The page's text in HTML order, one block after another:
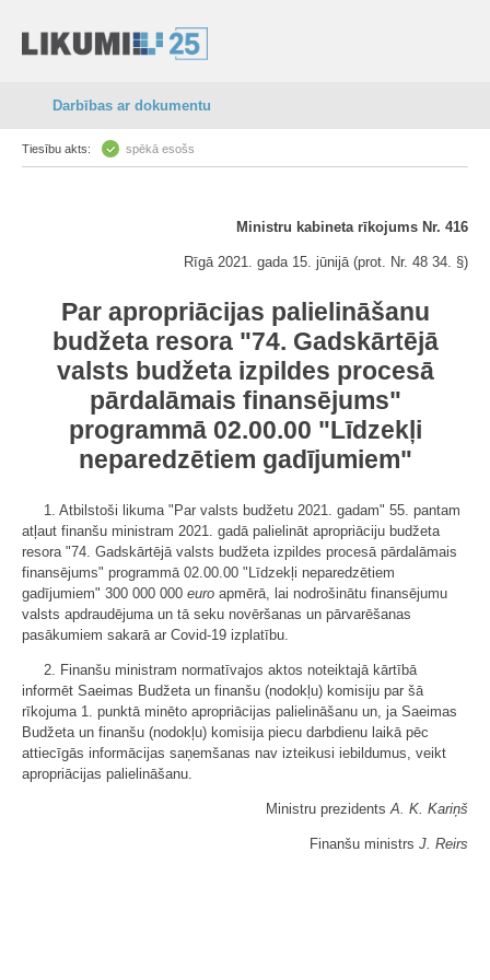
Darbības ar dokumentu
Tiesību akts: spēkā esošs
Ministru kabineta rīkojums Nr. 416
Rīgā 2021. gada 15. jūnijā (prot. Nr. 48 34. §)
Par apropriācijas palielināšanu
budžeta resora "74. Gadskārtējā
valsts budžeta izpildes procesā
pārdalāmais finansējums"
programmā 02.00.00 "Līdzekļi
neparedzētiem gadījumiem"
1. Atbilstoši likuma "Par valsts budžetu 2021. gadam" 55. pantam
atļaut finanšu ministram 2021. gadā palielināt apropriāciju budžeta
resora "74. Gadskārtējā valsts budžeta izpildes procesā pārdalāmais
finansējums" programmā 02.00.00 "Līdzekļi neparedzētiem
gadījumiem" 300 000 000 euro apmērā, lai nodrošinātu finansējumu
valsts apdraudējuma un tā seku novēršanas un pārvarēšanas
pasākumiem sakarā ar Covid-19 izplatību.
2. Finanšu ministram normatīvajos aktos noteiktajā kārtībā
informēt Saeimas Budžeta un finanšu (nodokļu) komisiju par šā
rīkojuma 1. punktā minēto apropriācijas palielināšanu un, ja Saeimas
Budžeta un finanšu (nodokļu) komisija piecu darbdienu laikā pēc
attiecīgās informācijas saņemšanas nav izteikusi iebildumus, veikt
apropriācijas palielināšanu.
Ministru prezidentsA. K. Kariņš
Finanšu ministrs J. Reirs